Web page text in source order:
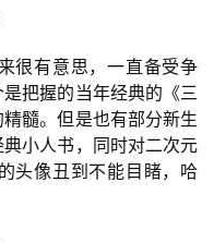
很有意思，一直备受争
把握的当年经典的《三
髓。但是也有部分新生
小人书，同时对二次元
头像丑到不能目睹，哈